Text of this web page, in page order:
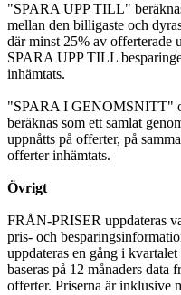
"SPARA UPP TILL"
mellan den billigaste och
där minst 25% av offerterade
SPARA UPP TILL
inhämtats.
"SPARA I GENOMSNITT"
beräknas som ett samlat
uppnåtts på offerter, på
offerter inhämtats.
Övrigt
FRÅN-PRISER uppdateras
pris- och
uppdateras en gång i
baseras på 12 månaders data
offerter. Priserna är inklusive